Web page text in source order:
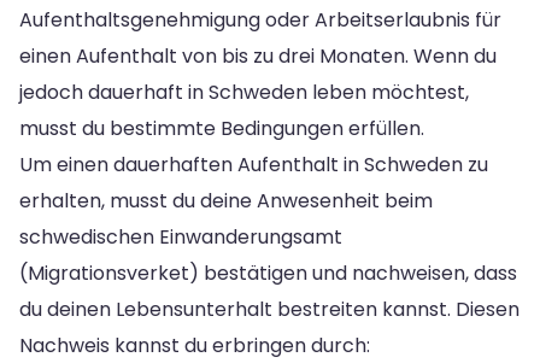
Aufenthaltsgenehmigung oder Arbeitserlaubnis für
einen Aufenthalt von bis zu drei Monaten. Wenn du
jedoch dauerhaft in Schweden leben möchtest,
musst du bestimmte Bedingungen erfüllen.
Um einen dauerhaften Aufenthalt in Schweden zu
erhalten, musst du deine Anwesenheit beim
schwedischen Einwanderungsamt
(Migrationsverket) bestätigen und nachweisen, dass
du deinen Lebensunterhalt bestreiten kannst. Diesen
Nachweis kannst du erbringen durch: